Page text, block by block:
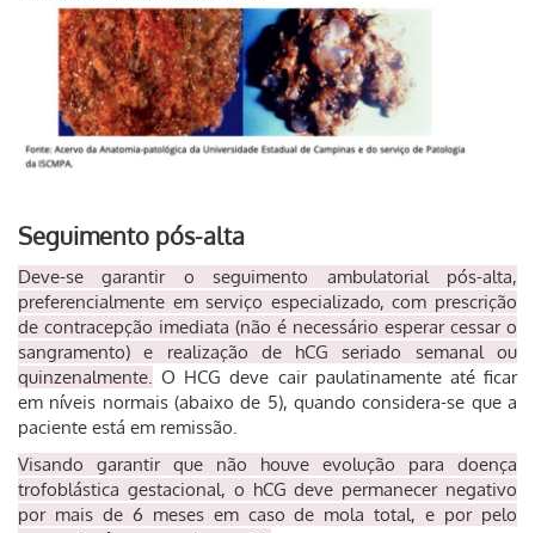
Seguimento pós-alta
Deve-se garantir o seguimento ambulatorial pós-alta,
preferencialmente em serviço especializado, com prescrição
de contracepção imediata (não é necessário esperar cessar o
sangramento) e realização de hCG seriado semanal ou
quinzenalmente. O HCG deve cair paulatinamente até ficar
em níveis normais (abaixo de 5), quando considera-se que a
paciente está em remissão.
Visando garantir que não houve evolução para doença
trofoblástica gestacional, o hCG deve permanecer negativo
por mais de 6 meses em caso de mola total, e por pelo